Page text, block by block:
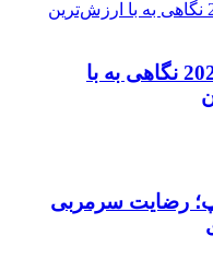
غول‌های فناوری در سال 2024 نگاهی به با
رضایت سرمربی